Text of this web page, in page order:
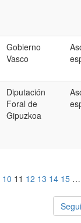
Gobierno
Vasco
Diputación
Foral de
Gipuzkoa
10 11 12 13 14 15 …